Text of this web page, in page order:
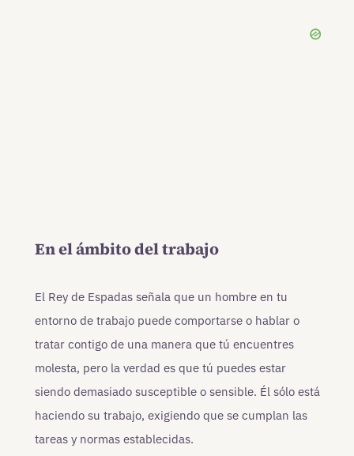
En el ámbito del trabajo
El Rey de Espadas señala que un hombre en tu
entorno de trabajo puede comportarse o hablar o
tratar contigo de una manera que tú encuentres
molesta, pero la verdad es que tú puedes estar
siendo demasiado susceptible o sensible. Él sólo está
haciendo su trabajo, exigiendo que se cumplan las
tareas y normas establecidas.